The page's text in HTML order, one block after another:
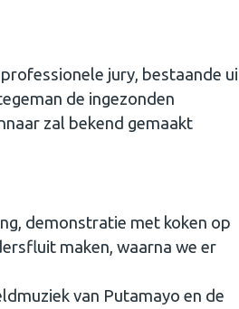
jury, bestaande
de ingezonden
zal bekend gemaakt
demonstratie met koken op
maken, waarna we er
van Putamayo en de